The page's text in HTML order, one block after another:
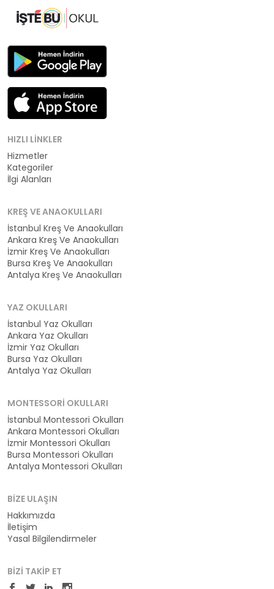
HIZLI LINKLER
Hizmetler
Kategoriler
İlgi Alanları
KREŞ VE ANAOKULLARI
İstanbul Kreş Ve Anaokulları
Ankara Kreş Ve Anaokulları
İzmir Kreş Ve Anaokulları
Bursa Kreş Ve Anaokulları
Antalya Kreş Ve Anaokulları
YAZ OKULLARI
İstanbul Yaz Okulları
Ankara Yaz Okulları
İzmir Yaz Okulları
Bursa Yaz Okulları
Antalya Yaz Okulları
MONTESSORI OKULLARI
İstanbul Montessori Okulları
Ankara Montessori Okulları
İzmir Montessori Okulları
Bursa Montessori Okulları
Antalya Montessori Okulları
BIZE ULAŞIN
Hakkımızda
İletişim
Yasal Bilgilendirmeler
BIZI TAKIP ET